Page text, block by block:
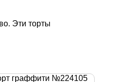
Эти торты